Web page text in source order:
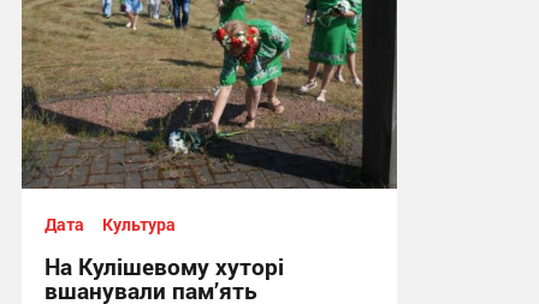
Дата Культура
На Кулішевому хуторі
вшанували пам’ять